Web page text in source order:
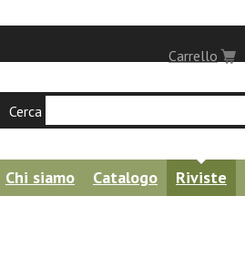
Carrello
Cerca
Chi siamo Catalogo Riviste